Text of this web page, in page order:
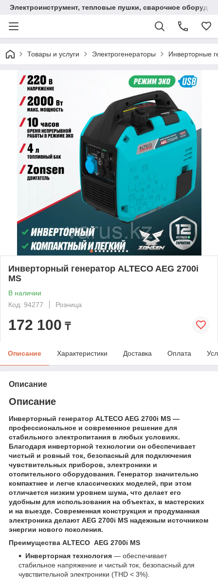
Электроинструмент, тепловые пушки, сварочное
Товары и услуги Электрогенераторы Инверторные
Инверторный генератор ALTECO AEG 2700i
MS
В наличии
Код: 94277
Розница
172 100 ₸
Описание Характеристики Доставка Оплата
Описание
Описание
Инверторный генератор ALTECO AEG 2700i MS —
профессиональное и современное решение для
стабильного электропитания в любых условиях.
Благодаря инверторной технологии он обеспечивает
чистый и ровный ток, безопасный для подключения
чувствительных приборов, электроники и
отопительного оборудования. Генератор значительно
компактнее и легче классических моделей, при этом
отличается низким уровнем шума, что делает его
удобным для использования на объектах, в мастерских
и на выезде. Современная конструкция и продуманная
электроника делают AEG 2700i MS надежным источником
энергии нового поколения.
Преимущества ALTECO AEG 2700i MS
Инверторная технология — обеспечивает
стабильное напряжение и чистый ток, безопасный для
чувствительной электроники (THD < 3%).